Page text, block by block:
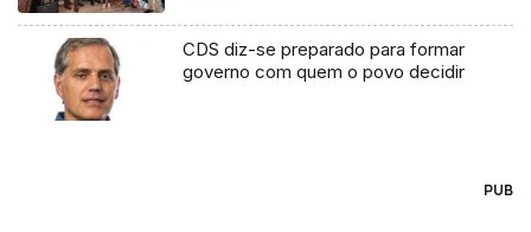
CDS diz-se preparado para formar
governo com quem o povo decidir
PUB